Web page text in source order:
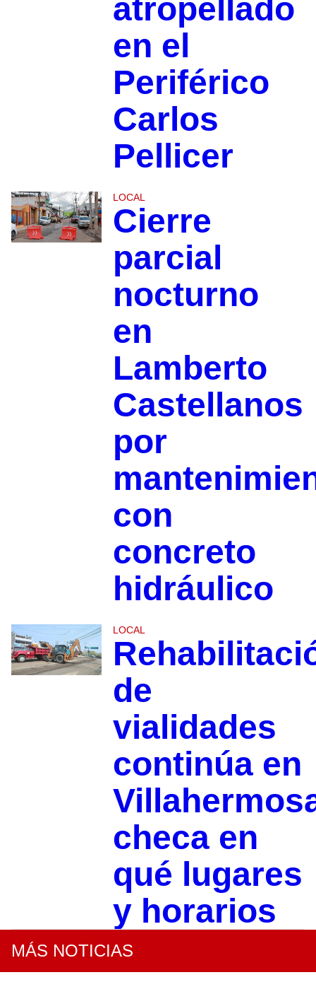
atropellado
en el
Periférico
Carlos
Pellicer
LOCAL
Cierre
parcial
nocturno
en
Lamberto
Castellanos
por
con
concreto
hidráulico
LOCAL
de
vialidades
continúa en
checa en
qué lugares
y horarios
MÁS NOTICIAS